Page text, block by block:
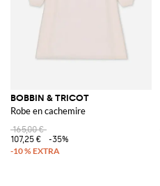
BOBBIN & TRICOT
Robe en cachemire
165,00 €
107,25 €
-35%